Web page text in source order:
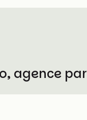
agence